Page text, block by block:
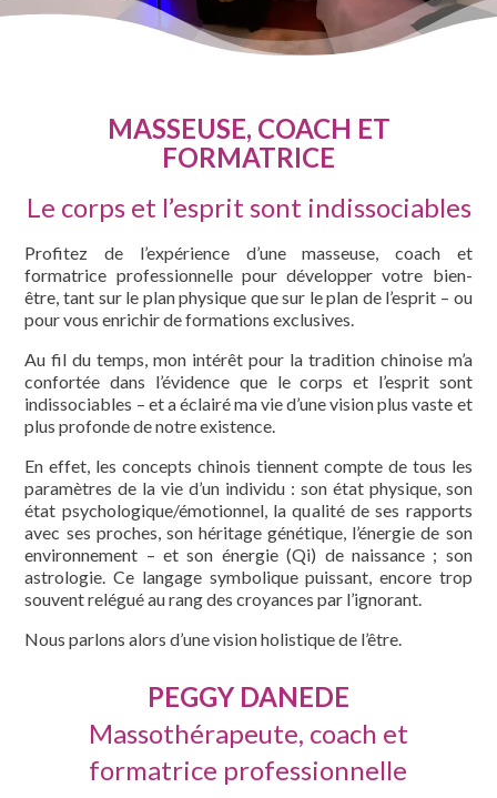
MASSEUSE, COACH ET
FORMATRICE
Le corps et l’esprit sont indissociables
Profitez de l’expérience d’une masseuse, coach et
formatrice professionnelle pour développer votre bien-
être, tant sur le plan physique que sur le plan de l’esprit – ou
pour vous enrichir de formations exclusives.
Au fil du temps, mon intérêt pour la tradition chinoise m’a
confortée dans l’évidence que le corps et l’esprit sont
indissociables – et a éclairé ma vie d’une vision plus vaste et
plus profonde de notre existence.
En effet, les concepts chinois tiennent compte de tous les
paramètres de la vie d’un individu : son état physique, son
état psychologique/émotionnel, la qualité de ses rapports
avec ses proches, son héritage génétique, l’énergie de son
environnement – et son énergie (Qi) de naissance ; son
astrologie. Ce langage symbolique puissant, encore trop
souvent relégué au rang des croyances par l’ignorant.
Nous parlons alors d’une vision holistique de l’être.
PEGGY DANEDE
Massothérapeute, coach et
formatrice professionnelle